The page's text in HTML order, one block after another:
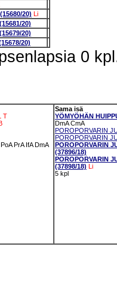
20)
Li
20)
20)
20)
0
T
PoA PrA IfA DmA
Sama isä
YÖMYÖHÄN
DmA CmA
POROPORVARIN
POROPORVARIN
POROPORVARIN
(37896/18)
POROPORVARIN
(37898/18) Li
5 kpl